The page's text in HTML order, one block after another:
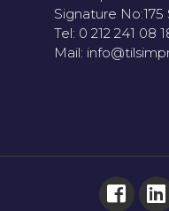
Signature No:175
Tel: 0 212 241 08
Mail: